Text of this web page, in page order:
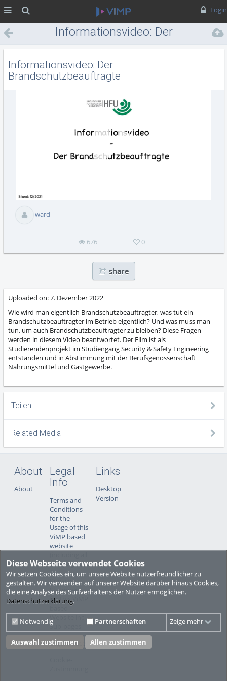
Login
Diese Webseite verwendet Cookies
Wir setzen Cookies ein, um unsere Website nutzerfreundlicher zu
gestalten. Wir verwenden auf unserer Website darüber hinaus Cookies,
die eine Analyse des Surfverhaltens der Nutzer ermöglichen.
Datenschutzerklärung.
Notwendig Partnerschaften Zeige mehr
Auswahl zustimmen Allen zustimmen
Informationsvideo: Der
Brandschutzbeauftragte
Informationsvideo: Der
Brandschutzbeauftragte
ward
676 0
share
Uploaded on:7. Dezember 2022
Wie wird man eigentlich Brandschutzbeauftragter, was tut ein
Brandschutzbeauftragter im Betrieb eigentlich? Und was muss man
tun, um auch Brandschutzbeauftragter zu bleiben? Diese Fragen
werden in diesem Video beantwortet. Der Film ist als
Studierendenprojekt im Studiengang Security & Safety Engineering
entstanden und in Abstimmung mit der Berufsgenossenschaft
Nahrungsmittel und Gastgewerbe.
Teilen
Related Media
About
About
Legal
Info
Terms and
Conditions
for the
Usage of this
ViMP based
website
sub-pages)
Privacy
Statement
for this ViMP
Website incl.
Sub-pages
Legal notice
Links
Desktop
Version